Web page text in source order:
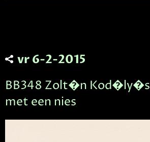
vr 6-2-2015
BB348 Zolt�n Kod�ly�s
met een nies